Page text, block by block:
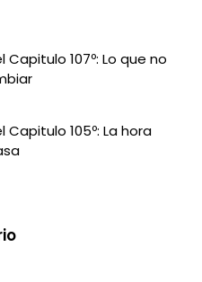
107º: Lo que no
105º: La hora